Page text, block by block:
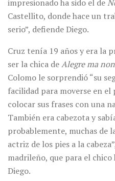
impresionado ha sido el de
Castellito, donde hace un
serio”, defiende Diego.
Cruz tenía 19 años y era la
ser la chica deAlegre ma
Colomo le sorprendió “su
facilidad para moverse en
colocar sus frases con una
También era cabezota y
probablemente, muchas de
actriz de los pies a la
madrileño, que para el
Diego.